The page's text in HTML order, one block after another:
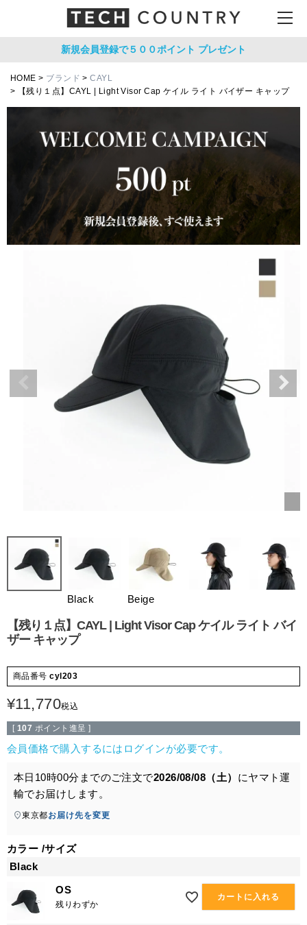
新規会員登録で５００ポイント プレゼント
HOME ブランド
CAYL
【残り１点】CAYL | Light Visor Cap ケイル ライト バイザー キャップ
Black Beige
【残り１点】CAYL | Light Visor Cap ケイル ライト バイ
ザー キャップ
商品番号 cyl203
¥11,770税込
[ 107 ポイント進呈 ]
会員価格で購入するにはログインが必要です。
本日 10時00分 までのご注文で2026/08/08（土） にヤマト運
輸でお届けします。
東京都お届け先を変更
カラー サイズ
Black
OS
残りわずか
カートに入れる